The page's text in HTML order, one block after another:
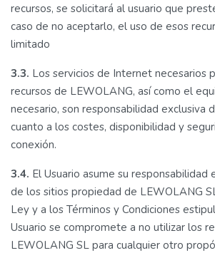
recursos, se solicitará al usuario que
caso de no aceptarlo, el uso de esos
limitado
3.3. Los servicios de Internet necesarios
recursos de LEWOLANG, así como el
necesario, son responsabilidad exclusiva
cuanto a los costes, disponibilidad y
conexión.
3.4. El Usuario asume su responsabilidad
de los sitios propiedad de LEWOLANG
Ley y a los Términos y Condiciones
Usuario se compromete a no utilizar los
LEWOLANG SL para cualquier otro